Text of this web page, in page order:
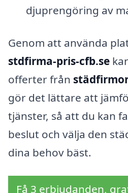
djuprengöring av
Genom att använda
stdfirma-pris-cfb.se
offerter från
gör det lättare att
tjänster, så att du kan
beslut och välja den
dina behov bäst.
Få 3 erbjudanden,